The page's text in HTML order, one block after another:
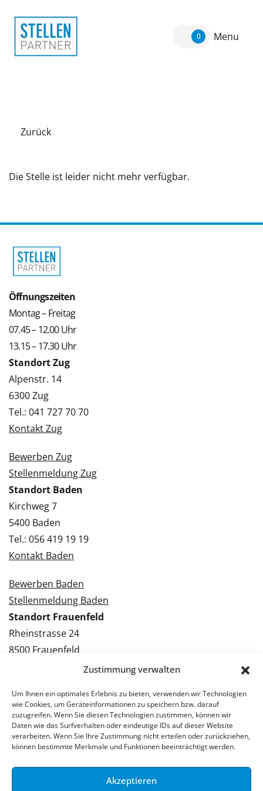
Zustimmung verwalten
Um Ihnen ein optimales Erlebnis zu bieten, verwenden wir Technologien
wie Cookies, um Geräteinformationen zu speichern bzw. darauf
zuzugreifen. Wenn Sie diesen Technologien zustimmen, können wir
Daten wie das Surfverhalten oder eindeutige IDs auf dieser Website
verarbeiten. Wenn Sie Ihre Zustimmung nicht erteilen oder zurückziehen,
können bestimmte Merkmale und Funktionen beeinträchtigt werden.
Akzeptieren
0 Menu
Zurück
Die Stelle ist leider nicht mehr verfügbar.
Öffnungszeiten
Montag – Freitag
07.45 – 12.00 Uhr
13.15 – 17.30 Uhr
Standort Zug
Alpenstr. 14
6300 Zug
Tel.: 041 727 70 70
Kontakt Zug
Bewerben Zug
Stellenmeldung Zug
Standort Baden
Kirchweg 7
5400 Baden
Tel.: 056 419 19 19
Kontakt Baden
Bewerben Baden
Stellenmeldung Baden
Standort Frauenfeld
Rheinstrasse 24
8500 Frauenfeld
Tel.: 052 224 09 09
Bewerben Frauenfeld
Stellenmeldung Frauenfeld
© 2026 Stellenpartner AG